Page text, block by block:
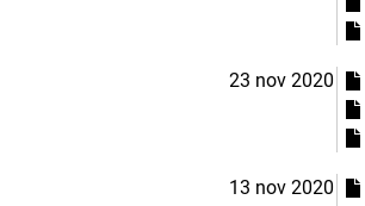
23 nov 2020
13 nov 2020